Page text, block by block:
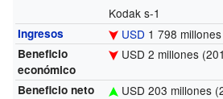
Kodak s-1
Ingresos USD 1 798 millones
Beneficio
económico
USD 2 millones
Beneficio neto USD 203 millones